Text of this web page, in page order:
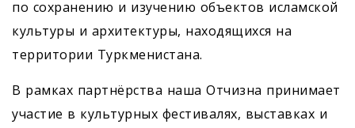
по сохранению и изучению объектов исламской
культуры и архитектуры, находящихся на
территории Туркменистана.
В рамках партнёрства наша Отчизна принимает
участие в культурных фес­тивалях, выставках и